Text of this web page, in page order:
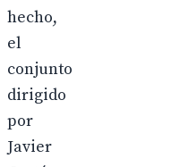
hecho,
el
conjunto
dirigido
por
Javier